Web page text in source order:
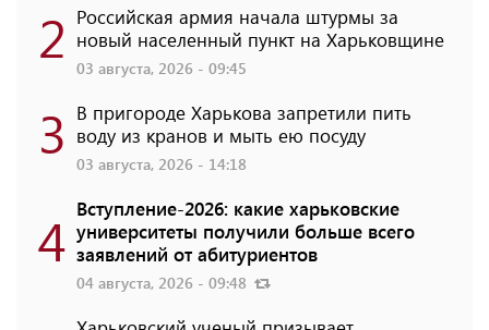
2 Российская армия начала штурмы за
новый населенный пункт на Харьковщине
03 августа, 2026 - 09:45
3 В пригороде Харькова запретили пить
воду из кранов и мыть ею посуду
03 августа, 2026 - 14:18
4 Вступление-2026: какие харьковские
университеты получили больше всего
заявлений от абитуриентов
04 августа, 2026 - 09:48